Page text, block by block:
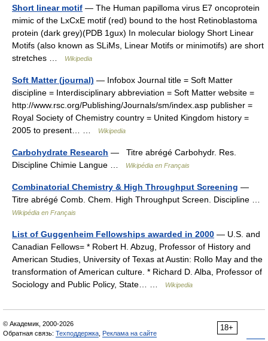
Short linear motif — The Human papilloma virus E7 oncoprotein
mimic of the LxCxE motif (red) bound to the host Retinoblastoma
protein (dark grey)(PDB 1gux) In molecular biology Short Linear
Motifs (also known as SLiMs, Linear Motifs or minimotifs) are short
stretches …
Wikipedia
Soft Matter (journal) — Infobox Journal title = Soft Matter
discipline = Interdisciplinary abbreviation = Soft Matter website =
http://www.rsc.org/Publishing/Journals/sm/index.asp publisher =
Royal Society of Chemistry country = United Kingdom history =
2005 to present… …
Wikipedia
Carbohydrate Research — Titre abrégé Carbohydr. Res.
Discipline Chimie Langue …
Wikipédia en Français
Combinatorial Chemistry & High Throughput Screening —
Titre abrégé Comb. Chem. High Throughput Screen. Discipline …
Wikipédia en Français
List of Guggenheim Fellowships awarded in 2000 — U.S. and
Canadian Fellows= * Robert H. Abzug, Professor of History and
American Studies, University of Texas at Austin: Rollo May and the
transformation of American culture. * Richard D. Alba, Professor of
Sociology and Public Policy, State… …
Wikipedia
18+
© Академик, 2000-2026
Обратная связь: Техподдержка Реклама на сайте